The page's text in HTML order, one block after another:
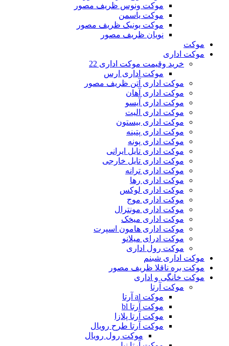
موکت ونوس ظریف مصور
موکت یاسمن
موکت یونیک ظریف مصور
نویان ظریف مصور
موکت
موکت اداری
خرید وقیمت موکت اداری 22
موکت اداری ارس
موکت اداری آتن ظریف مصور
موکت اداری آهان
موکت اداری آیسو
موکت اداری الیت
موکت اداری بیستون
موکت اداری پتینه
موکت اداری پونه
موکت اداری تایل ایرانی
موکت اداری تایل خارجی
موکت اداری ترانه
موکت اداری رها
موکت اداری لوکس
موکت اداری موج
موکت اداری مونترال
موکت اداری میخک
موکت اداری هامون اسپرت
موکت ادرای میلانو
موکت رول اداری
موکت اداری شبنم
موکت بره ناقلا ظریف مصور
موکت خانگی و اداری
موکت آرتا
موکت al آرتا
موکت آرتا bl
موکت آرتا پلازا
موکت آرتا طرح رویال
موکت رول رویال